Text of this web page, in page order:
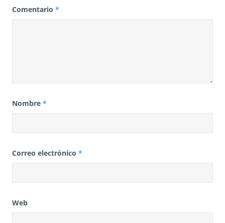
Comentario *
Nombre *
Correo electrónico *
Web